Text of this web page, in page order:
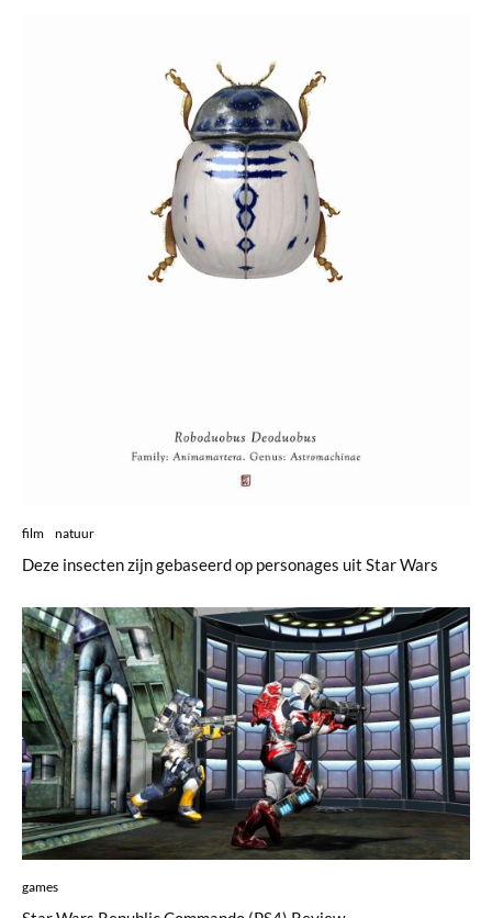
film natuur
Deze insecten zijn gebaseerd op personages uit Star Wars
games